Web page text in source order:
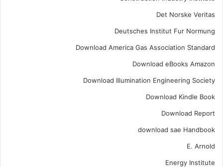
Det Norske Veritas
Deutsches Institut Fur Normung
Download America Gas Association Standard
Download eBooks Amazon
Download Illumination Engineering Society
Download Kindle Book
Download Report
download sae Handbook
E. Arnold
Energy Institute